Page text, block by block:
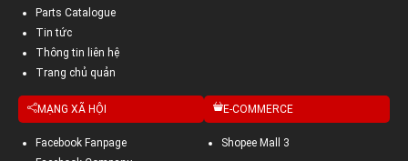
Parts Catalogue
Tin tức
Thông tin liên hệ
Trang chủ quản
MẠNG XÃ HỘI
Facebook Fanpage
E-COMMERCE
Shopee Mall 3